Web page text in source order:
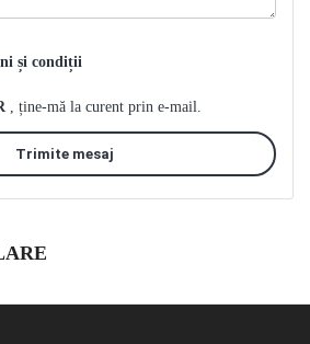
și condiții
, ține-mă la curent prin e-mail.
Trimite mesaj